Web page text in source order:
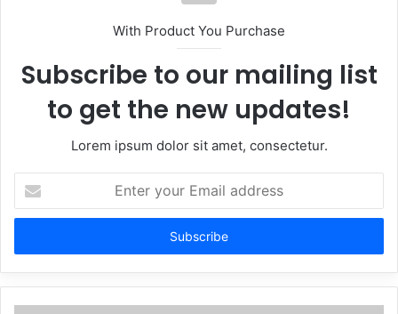
With Product You Purchase
Subscribe to our mailing list
to get the new updates!
Lorem ipsum dolor sit amet, consectetur.
Enter
your
Email